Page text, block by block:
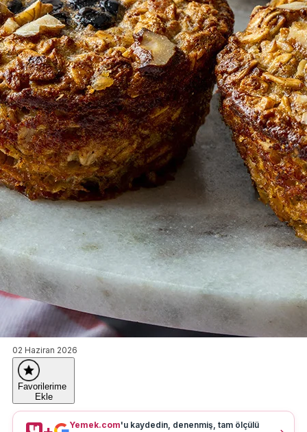
02 Haziran 2026
Favorilerime
Ekle
Yemek.com'u kaydedin, denenmiş, tam ölçülü